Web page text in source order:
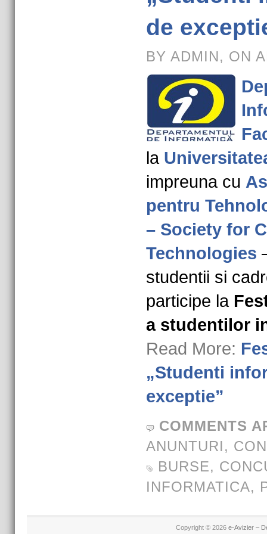
de
BY ADMIN, ON
la
impreuna cu
pentru
– Society for
Technologies
studentii si
participe la
a studentilor
Read More:
„Studenti
exceptie”
COMMENTS
ANUNTURI,
BURSE,
INFORMATICA,
Copyright © 2026 e-Avizier –